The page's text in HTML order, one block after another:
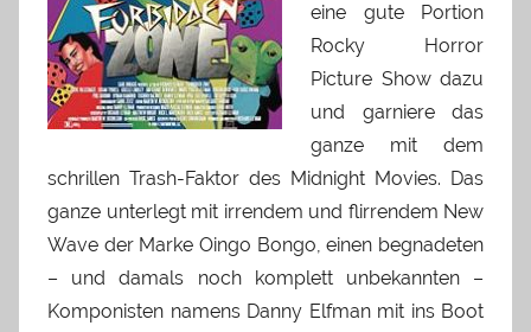
eine gute Portion
Rocky Horror
Picture Show dazu
und garniere das
ganze mit dem
schrillen Trash-Faktor des Midnight Movies. Das
ganze unterlegt mit irrendem und flirrendem New
Wave der Marke Oingo Bongo, einen begnadeten
– und damals noch komplett unbekannten –
Komponisten namens Danny Elfman mit ins Boot